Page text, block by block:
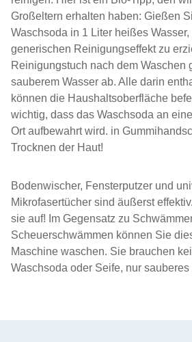
Großeltern erhalten haben: Gießen
Waschsoda in 1 Liter heißes Wasser,
generischen Reinigungseffekt zu
Reinigungstuch nach dem Waschen
sauberem Wasser ab. Alle darin
können die Haushaltsoberfläche
wichtig, dass das Waschsoda an
Ort aufbewahrt wird. in
Trocknen der Haut!
Bodenwischer, Fensterputzer und
Mikrofasertücher sind äußerst
sie auf! Im Gegensatz zu
Scheuerschwämmen können Sie
Maschine waschen. Sie brauchen
Waschsoda oder Seife, nur sauberes